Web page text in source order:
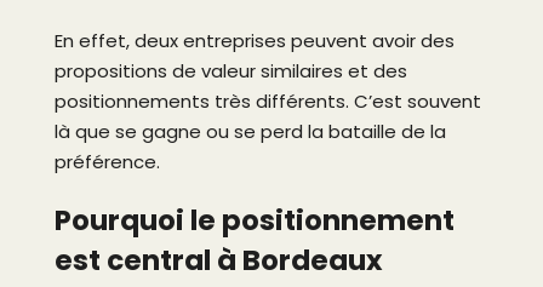
En effet, deux entreprises peuvent avoir des
propositions de valeur similaires et des
positionnements très différents. C’est souvent
là que se gagne ou se perd la bataille de la
préférence.
Pourquoi le positionnement
est central à Bordeaux